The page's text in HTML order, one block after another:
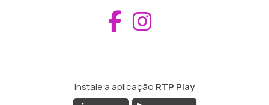
Aceder ao
Instale a aplicação RTP Play